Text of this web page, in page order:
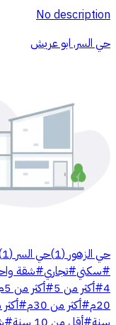
No description
حي السر, ابو عريش
حي الزهور (
1
)حي السر (
1
#سكني#تجاري#شقة
4
#أكثر من 5 #أكثر من 5م
20م #أكثر من 30م #أكثر